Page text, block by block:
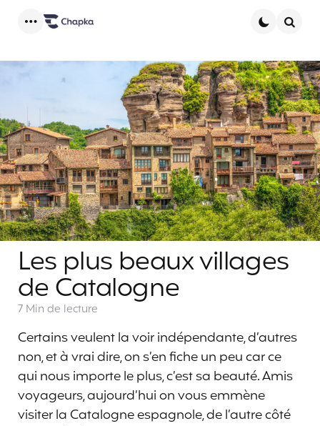
Les plus beaux villages
de Catalogne
7 Min de lecture
Certains veulent la voir indépendante, d’autres
non, et à vrai dire, on s’en fiche un peu car ce
qui nous importe le plus, c’est sa beauté. Amis
voyageurs, aujourd’hui on vous emmène
visiter la Catalogne espagnole, de l’autre côté